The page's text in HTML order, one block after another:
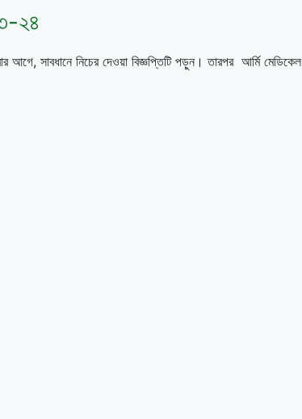
২৪
সাবধানে নিচের দেওয়া বিজ্ঞপ্তিটি পড়ুন। তারপর আর্মি মেডিকেল